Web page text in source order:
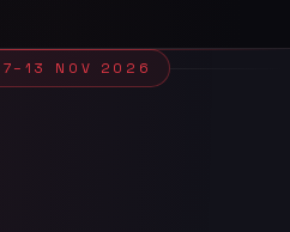
7–13 NOV 2026